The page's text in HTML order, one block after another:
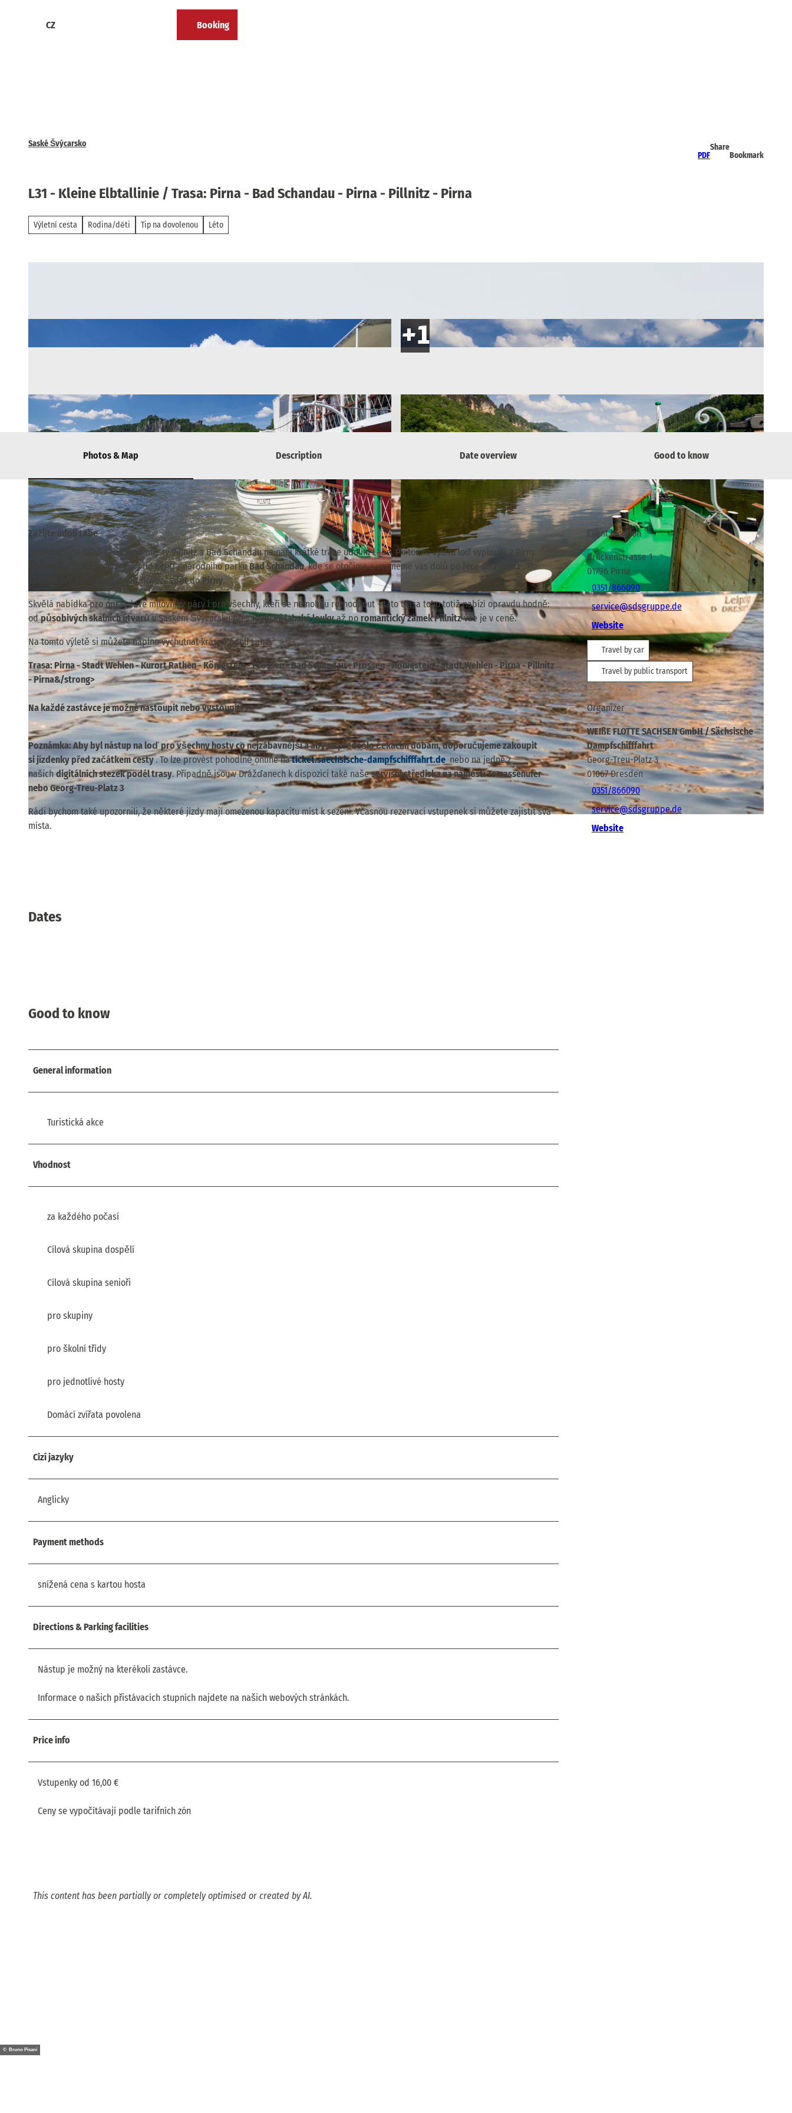
CZ Booking
Saské Švýcarsko
PDF
Share
Bookmark
L31 - Kleine Elbtallinie / Trasa: Pirna - Bad Schandau - Pirna - Pillnitz - Pirna
Výletní cesta Rodina/děti Tip na dovolenou Léto
© WEIßE FLOTTE SACHSEN GmbH, Jan Gutzeit |CC-BY-NC-ND © WEIßE FLOTTE SACHSEN GmbH, Jan Gutzeit
Photos & Map Description Date overview Good to know
Zažijte údolí Labe
Prozkoumejte údolí Labe mezi městy Pillnitz a Bad Schandau na naší krátké trase údolím Labe. Při tomto výletu loď vyplouvá z Pirny.
Vydáme se proti proudu řeky do Centra národního parkuBad Schandau, kde se otočíme a vezmeme vás dolů po řece do Pillnitz
30minutové zastávce vás loď doveze zpět doPirny.
Skvělá nabídka pro opravdové milovníky páry i pro všechny, kteří se nemohou rozhodnout - tato trasa toho totiž nabízí opravdu hodně:
odpůsobivých skalních útvarův Saském Švýcarsku přesidylické labské loukyaž poromantický zámek Pillnitzvše je v ceně.
Na tomto výletě si můžete naplno vychutnat krásné údolí Labe.
Trasa: Pirna - Stadt Wehlen - Kurort Rathen - Königstein - Prossen - Bad Schandau - Prossen - Königstein - Stadt Wehlen - Pirna - Pillnitz
- Pirna&/strong>
Na každé zastávce je možné nastoupit nebo vystoupit.
Poznámka:Aby byl nástup na loď pro všechny hosty co nejzábavnější a aby se předešlo čekacím dobám, doporučujeme zakoupit
sijízdenky před začátkem cesty. To lze provést pohodlně online naticket.saechsische-dampfschifffahrt.denebo na jedné z
našichdigitálních stezek podél trasy. Případně jsou v Drážďanech k dispozici také našeservisní střediska na náměstí Terrassenufer
nebo Georg-Treu-Platz 3
Rádi bychom také upozornili, že některé jízdy mají omezenou kapacitu míst k sezení. Včasnou rezervací vstupenek si můžete zajistit svá
místa.
Dates
Good to know
General information
Turistická akce
Vhodnost
za každého počasí
Cílová skupina dospělí
Cílová skupina senioři
pro skupiny
pro školní třídy
pro jednotlivé hosty
Domácí zvířata povolena
Cizí jazyky
Anglicky
Payment methods
snížená cena s kartou hosta
Directions & Parking facilities
Nástup je možný na kterékoli zastávce.
Informace o našich přistávacích stupních najdete na našich webových stránkách.
Price info
Vstupenky od 16,00 €
Ceny se vypočítávají podle tarifních zón
This content has been partially or completely optimised or created by AI.
Event location
Brückenstrasse 1
01796 Pirna
0351/866090
service@sdsgruppe.de
Website
Travel by car
Travel by public transport
Organizer
WEIßE FLOTTE SACHSEN GmbH / Sächsische
Dampfschifffahrt
Georg-Treu-Platz 3
01067Dresden
0351/866090
service@sdsgruppe.de
Website
© Bruno Pisani